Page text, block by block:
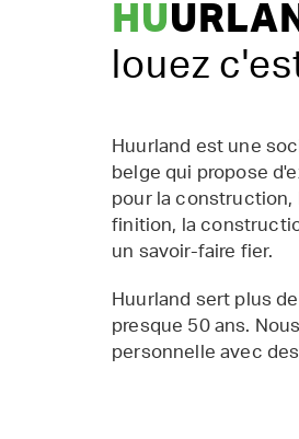
HU
louez
Huurland est une
belge qui propose
pour la construction,
finition, la
un savoir-faire fier.
Huurland sert plus
presque 50 ans.
personnelle avec